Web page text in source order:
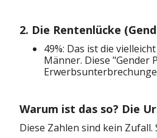
2. Die Rentenlücke
49%: Das ist die
Männer. Diese "Gender
Warum ist das so? Die
Diese Zahlen sind kein